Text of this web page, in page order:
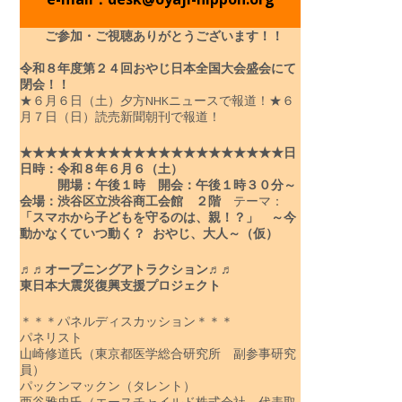
ご参加・ご視聴ありがとうございます！！
令和８年度第２４回おやじ日本全国大会盛会にて
閉会！！
★６月６日（土）夕方NHKニュースで報道！ ★６
月７日（日）読売新聞朝刊で報道！
★★★★★★★★★★★★★★★★★★★★★日
日時：令和８年６月６（土）
開場：午後１時 開会：午後１時３０分～
会場：渋谷区立渋谷商工会館 ２階 テーマ：
「スマホから子どもを守るのは、親！？」
～今
動かなくていつ動く？ おやじ、大人～（仮）
♬♬オープニングアトラクション♬♬
東日本大震災復興支援プロジェクト
＊＊＊パネルディスカッション＊＊＊
パネリスト
山崎修道氏（東京都医学総合研究所 副参事研究
員）
パックンマックン（タレント）